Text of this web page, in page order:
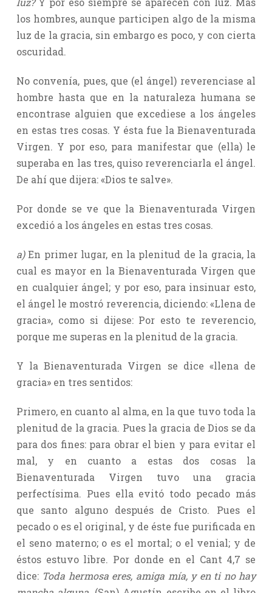
los hombres, aunque participen algo de la misma
luz de la gracia, sin embargo es poco, y con cierta
oscuridad.
No convenía, pues, que (el ángel) reverenciase al
hombre hasta que en la naturaleza humana se
encontrase alguien que excediese a los ángeles
en estas tres cosas. Y ésta fue la Bienaventurada
Virgen. Y por eso, para manifestar que (ella) le
superaba en las tres, quiso reverenciarla el ángel.
De ahí que dijera: «Dios te salve».
Por donde se ve que la Bienaventurada Virgen
excedió a los ángeles en estas tres cosas.
a)En primer lugar, en la plenitud de la gracia, la
cual es mayor en la Bienaventurada Virgen que
en cualquier ángel; y por eso, para insinuar esto,
el ángel le mostró reverencia, diciendo: «Llena de
gracia», como si dijese: Por esto te reverencio,
porque me superas en la plenitud de la gracia.
Y la Bienaventurada Virgen se dice «llena de
gracia» en tres sentidos:
Primero, en cuanto al alma, en la que tuvo toda la
plenitud de la gracia. Pues la gracia de Dios se da
para dos fines: para obrar el bien y para evitar el
mal, y en cuanto a estas dos cosas la
Bienaventurada Virgen tuvo una gracia
perfectísima. Pues ella evitó todo pecado más
que santo alguno después de Cristo. Pues el
pecado o es el original, y de éste fue purificada en
el seno materno; o es el mortal; o el venial; y de
éstos estuvo libre. Por donde en el Cant 4,7 se
dice: Toda hermosa eres, amiga mía, y en ti no hay